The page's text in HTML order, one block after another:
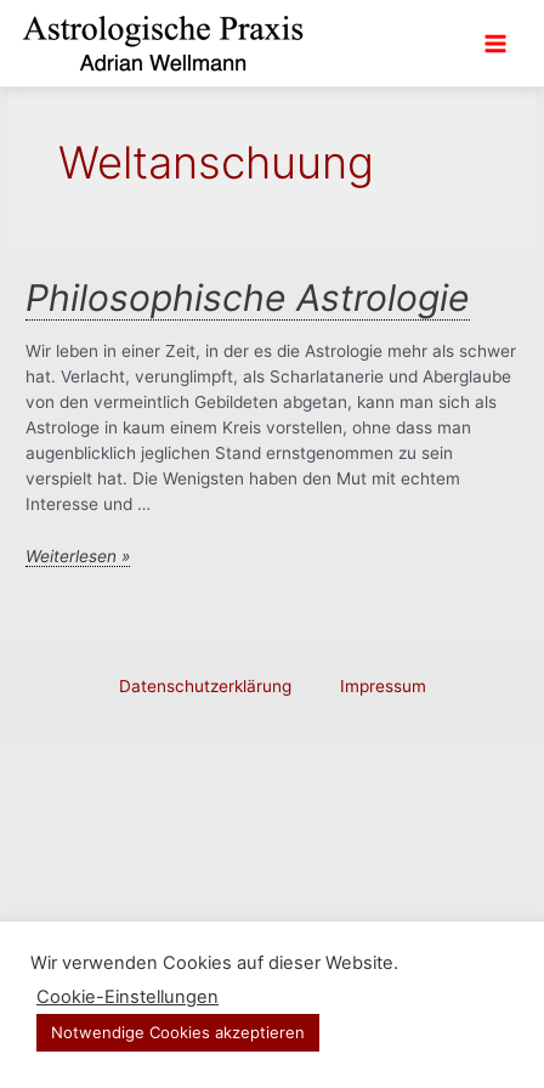
Inhalt
Main
Weltanschuung
Philosophische Astrologie
Wir leben in einer Zeit, in der es die Astrologie mehr als schwer
hat. Verlacht, verunglimpft, als Scharlatanerie und Aberglaube
von den vermeintlich Gebildeten abgetan, kann man sich als
Astrologe in kaum einem Kreis vorstellen, ohne dass man
augenblicklich jeglichen Stand ernstgenommen zu sein
verspielt hat. Die Wenigsten haben den Mut mit echtem
Interesse und …
Philosophische
Weiterlesen »
Datenschutzerklärung Impressum
Wir verwenden Cookies auf dieser Website.
Cookie-Einstellungen
Notwendige Cookies akzeptieren